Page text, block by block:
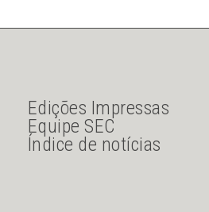
JU menu sanduiche
Edições Impressas
Equipe SEC
Índice de notícias